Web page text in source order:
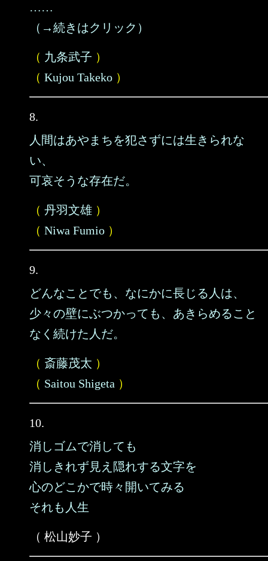
……
（→続きはクリック）
（ 九条武子 ）
（ Kujou Takeko ）
8.
人間はあやまちを犯さずには生きられな
い、
可哀そうな存在だ。
（ 丹羽文雄 ）
（ Niwa Fumio ）
9.
どんなことでも、なにかに長じる人は、
少々の壁にぶつかっても、あきらめること
なく続けた人だ。
（ 斎藤茂太 ）
（ Saitou Shigeta ）
10.
消しゴムで消しても
消しきれず見え隠れする文字を
心のどこかで時々開いてみる
それも人生
（ 松山妙子 ）